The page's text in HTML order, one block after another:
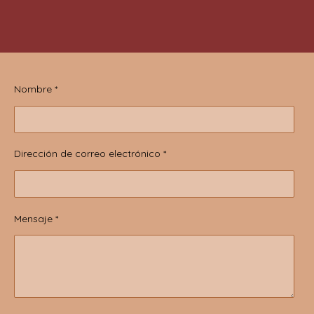
Nombre *
Dirección de correo electrónico *
Mensaje *